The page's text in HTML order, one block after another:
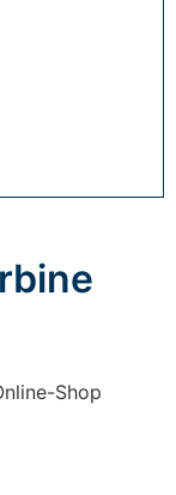
Shop